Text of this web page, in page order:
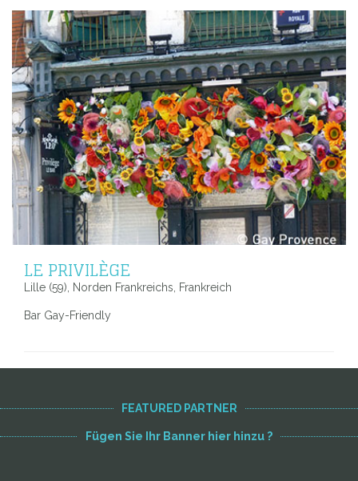
LE PRIVILÈGE
Lille (59), Norden Frankreichs, Frankreich
Bar Gay-Friendly
FEATURED PARTNER
Fügen Sie Ihr Banner hier hinzu ?